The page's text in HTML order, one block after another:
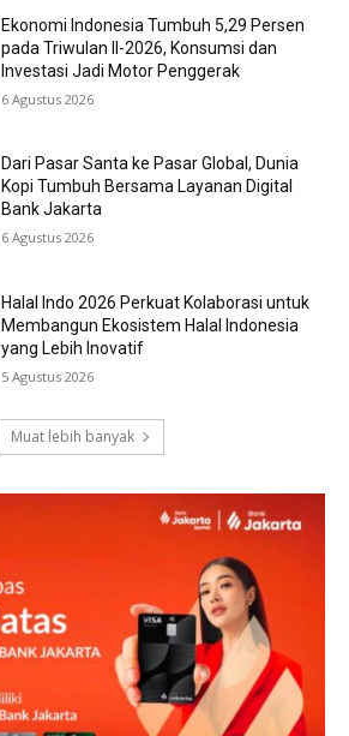
Ekonomi Indonesia Tumbuh 5,29 Persen
pada Triwulan II-2026, Konsumsi dan
Investasi Jadi Motor Penggerak
6 Agustus 2026
Dari Pasar Santa ke Pasar Global, Dunia
Kopi Tumbuh Bersama Layanan Digital
Bank Jakarta
6 Agustus 2026
Halal Indo 2026 Perkuat Kolaborasi untuk
Membangun Ekosistem Halal Indonesia
yang Lebih Inovatif
5 Agustus 2026
Muat lebih banyak